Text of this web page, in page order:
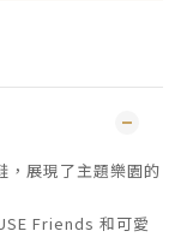
，展現了主題樂園的
Friends 和可愛